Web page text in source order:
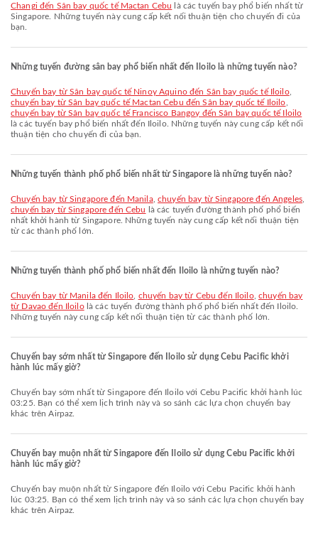
Changi đến Sân bay quốc tế Mactan Cebu
là các tuyến bay phổ biến nhất từ
Singapore. Những tuyến này cung cấp kết nối thuận tiện cho chuyến đi của
bạn.
Những tuyến đường sân bay phổ biến nhất đến Iloilo là những tuyến nào?
chuyến bay từ Sân bay quốc tế Ninoy Aquino đến Sân bay quốc tế Iloilo,
chuyến bay từ Sân bay quốc tế Mactan Cebu đến Sân bay quốc tế Iloilo
chuyến bay từ Sân bay quốc tế Francisco Bangoy đến Sân bay quốc tế Iloilo
là các tuyến bay phổ biến nhất đến Iloilo. Những tuyến này cung cấp kết nối
thuận tiện cho chuyến đi của bạn.
Những tuyến thành phố phổ biến nhất từ Singapore là những tuyến nào?
chuyến bay từ Singapore đến Manila,chuyến bay từ Singapore đến Angeles,
chuyến bay từ Singapore đến Cebu
là các tuyến đường thành phố phổ biến
nhất khởi hành từ Singapore. Những tuyến này cung cấp kết nối thuận tiện
từ các thành phố lớn.
Những tuyến thành phố phổ biến nhất đến Iloilo là những tuyến nào?
chuyến bay từ Manila đến Iloilo chuyến bay từ Cebu đến Iloilo, chuyến bay
từ Davao đến Iloilolà các tuyến đường thành phố phổ biến nhất đến Iloilo.
Những tuyến này cung cấp kết nối thuận tiện từ các thành phố lớn.
Chuyến bay sớm nhất từ Singapore đến Iloilo sử dụng Cebu Pacific khởi
hành lúc mấy giờ?
Chuyến bay sớm nhất từ Singapore đến Iloilo với Cebu Pacific khởi hành lúc
03:25. Bạn có thể xem lịch trình này và so sánh các lựa chọn chuyến bay
khác trên Airpaz.
Chuyến bay muộn nhất từ Singapore đến Iloilo sử dụng Cebu Pacific khởi
hành lúc mấy giờ?
Chuyến bay muộn nhất từ Singapore đến Iloilo với Cebu Pacific khởi hành
lúc 03:25. Bạn có thể xem lịch trình này và so sánh các lựa chọn chuyến bay
khác trên Airpaz.